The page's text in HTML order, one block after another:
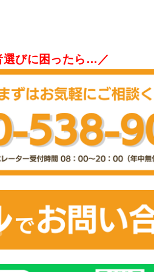
選びに困ったら…／